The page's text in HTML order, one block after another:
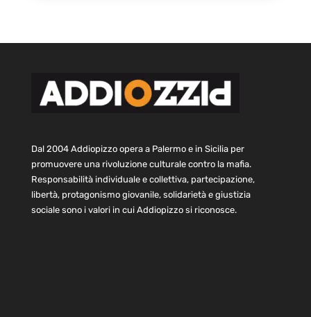
Dal 2004 Addiopizzo opera a Palermo e in Sicilia per
promuovere una rivoluzione culturale contro la mafia.
Responsabilità individuale e collettiva, partecipazione,
libertà, protagonismo giovanile, solidarietà e giustizia
sociale sono i valori in cui Addiopizzo si riconosce.